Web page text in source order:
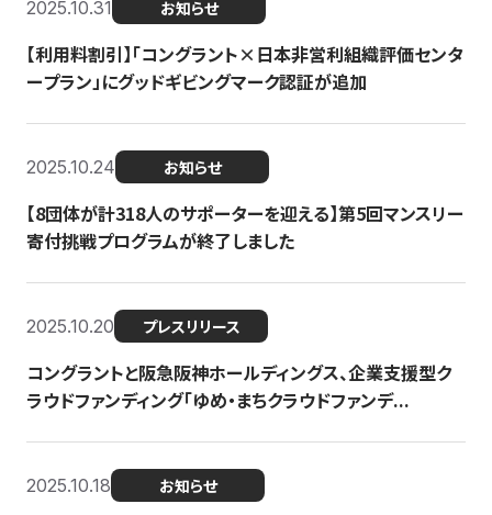
2025.10.31 お知らせ
【利用料割引】「コングラント×日本非営利組織評価センタ
ープラン」にグッドギビングマーク認証が追加
2025.10.24 お知らせ
【8団体が計318人のサポーターを迎える】​​第5回マンスリー
寄付挑戦プログラムが終了しました
2025.10.20 プレスリリース
コングラントと阪急阪神ホールディングス、企業支援型ク
ラウドファンディング「ゆめ・まちクラウドファンデ...
2025.10.18 お知らせ